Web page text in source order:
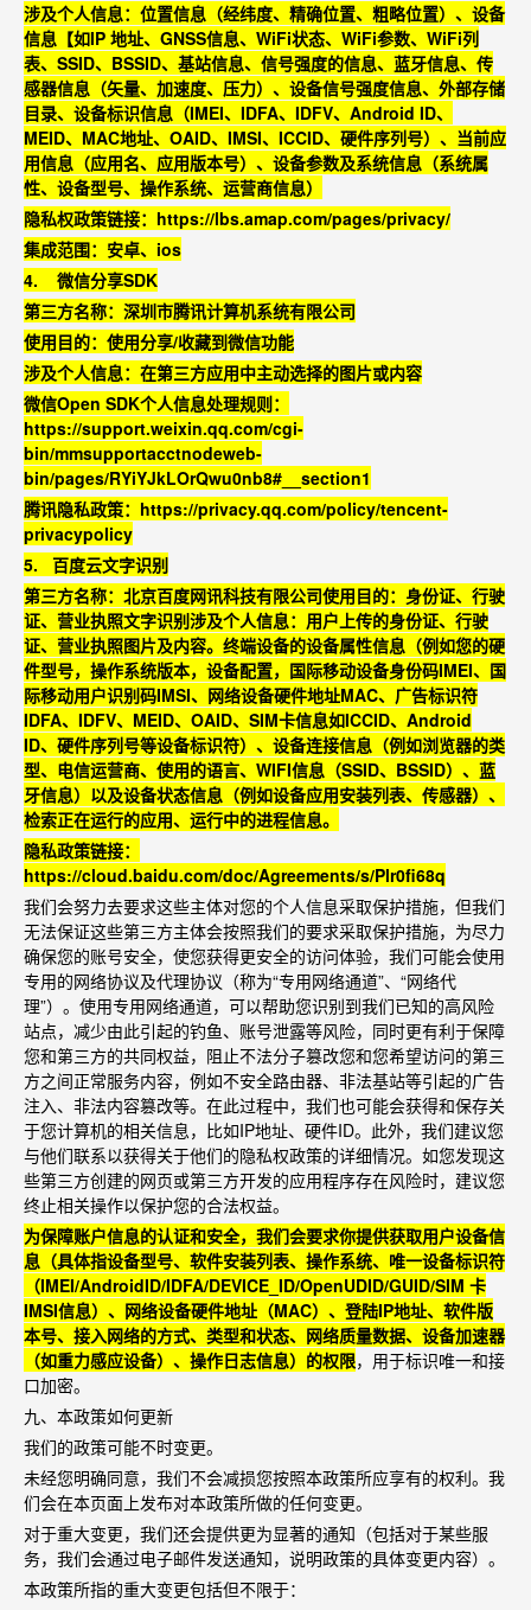
涉及个人信息：位置信息（经纬度、精确位置、粗略位置）、设备
信息【如IP 地址、GNSS信息、WiFi状态、WiFi参数、WiFi列
表、SSID、BSSID、基站信息、信号强度的信息、蓝牙信息、传
感器信息（矢量、加速度、压力）、设备信号强度信息、外部存储
目录、设备标识信息（IMEI、IDFA、IDFV、Android ID、
MEID、MAC地址、OAID、IMSI、ICCID、硬件序列号）、当前应
用信息（应用名、应用版本号）、设备参数及系统信息（系统属
性、设备型号、操作系统、运营商信息）
隐私权政策链接： https://lbs.amap.com/pages/privacy/
集成范围：安卓、ios
4. 微信分享SDK
第三方名称：深圳市腾讯计算机系统有限公司
使用目的：使用分享/收藏到微信功能
涉及个人信息：在第三方应用中主动选择的图片或内容
微信Open SDK个人信息处理规则：
https://support.weixin.qq.com/cgi-
bin/mmsupportacctnodeweb-
bin/pages/RYiYJkLOrQwu0nb8#__section1
腾讯隐私政策： https://privacy.qq.com/policy/tencent-
privacypolicy
5. 百度云文字识别
第三方名称：北京百度网讯科技有限公司使用目的：身份证、行驶
证、营业执照文字识别涉及个人信息：用户上传的身份证、行驶
证、营业执照图片及内容。终端设备的设备属性信息（例如您的硬
件型号，操作系统版本，设备配置，国际移动设备身份码IMEI、国
际移动用户识别码IMSI、网络设备硬件地址MAC、广告标识符
IDFA、IDFV、MEID、OAID、SIM卡信息如ICCID、Android
ID、硬件序列号等设备标识符）、设备连接信息（例如浏览器的类
型、电信运营商、使用的语言、WIFI信息（SSID、BSSID）、蓝
牙信息）以及设备状态信息（例如设备应用安装列表、传感器）、
检索正在运行的应用、运行中的进程信息。
隐私政策链接：
https://cloud.baidu.com/doc/Agreements/s/Plr0fi68q
我们会努力去要求这些主体对您的个人信息采取保护措施，但我们
无法保证这些第三方主体会按照我们的要求采取保护措施，为尽力
确保您的账号安全，使您获得更安全的访问体验，我们可能会使用
专用的网络协议及代理协议（称为“专用网络通道”、“网络代
理”）。使用专用网络通道，可以帮助您识别到我们已知的高风险
站点，减少由此引起的钓鱼、账号泄露等风险，同时更有利于保障
您和第三方的共同权益，阻止不法分子篡改您和您希望访问的第三
方之间正常服务内容，例如不安全路由器、非法基站等引起的广告
注入、非法内容篡改等。在此过程中，我们也可能会获得和保存关
于您计算机的相关信息，比如IP地址、硬件ID。此外，我们建议您
与他们联系以获得关于他们的隐私权政策的详细情况。如您发现这
些第三方创建的网页或第三方开发的应用程序存在风险时，建议您
终止相关操作以保护您的合法权益。
为保障账户信息的认证和安全，我们会要求你提供获取用户设备信
息（具体指设备型号、软件安装列表、操作系统、唯一设备标识符
（IMEI/AndroidID/IDFA/DEVICE_ID/OpenUDID/GUID/SIM 卡
IMSI信息）、网络设备硬件地址（MAC）、登陆IP地址、软件版
本号、接入网络的方式、类型和状态、网络质量数据、设备加速器
（如重力感应设备）、操作日志信息）的权限，用于标识唯一和接
口加密。
九、本政策如何更新
我们的政策可能不时变更。
未经您明确同意，我们不会减损您按照本政策所应享有的权利。我
们会在本页面上发布对本政策所做的任何变更。
对于重大变更，我们还会提供更为显著的通知（包括对于某些服
务，我们会通过电子邮件发送通知，说明政策的具体变更内容）。
本政策所指的重大变更包括但不限于：